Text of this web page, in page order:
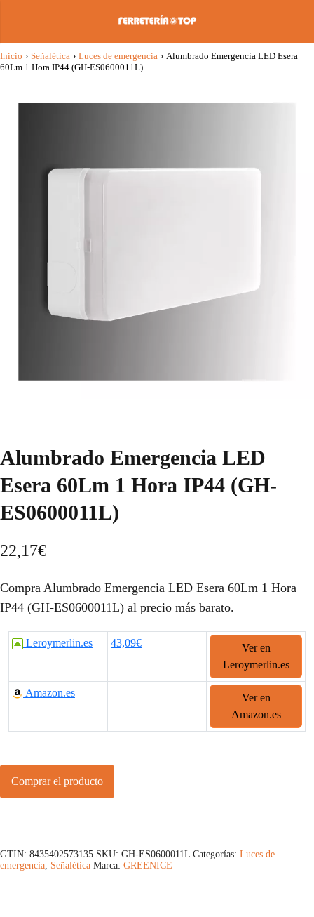
Inicio › Señalética › Luces de emergencia › Alumbrado Emergencia LED Esera
60Lm 1 Hora IP44 (GH-ES0600011L)
Alumbrado Emergencia LED
Esera 60Lm 1 Hora IP44 (GH-
ES0600011L)
22,17€
Compra Alumbrado Emergencia LED Esera 60Lm 1 Hora
IP44 (GH-ES0600011L) al precio más barato.
Leroymerlin.es 43,09€
Ver en
Leroymerlin.es
Amazon.es
Ver en
Amazon.es
Comprar el producto
GTIN: 8435402573135 SKU: GH-ES0600011L Categorías: Luces de
emergencia, Señalética Marca: GREENICE